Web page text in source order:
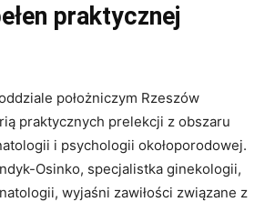
praktycznej
położniczym Rzeszów
praktycznych prelekcji z obszaru
i psychologii okołoporodowej.
Osinko, specjalistka ginekologii,
wyjaśni zawiłości związane z